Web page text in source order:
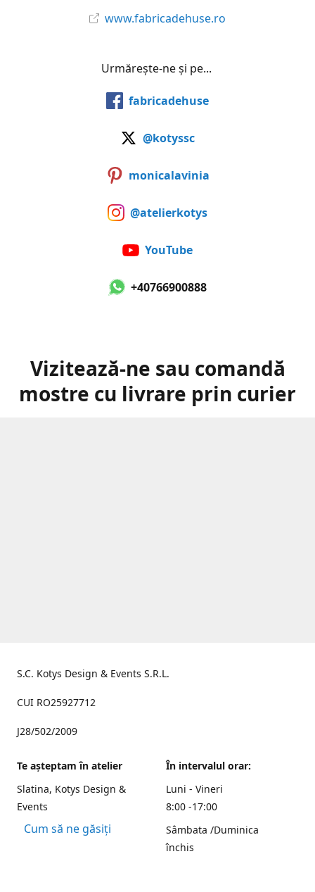
www.fabricadehuse.ro
Urmărește-ne și pe...
fabricadehuse
@kotyssc
monicalavinia
@atelierkotys
YouTube
+40766900888
Vizitează-ne sau comandă
mostre cu livrare prin curier
S.C. Kotys Design & Events S.R.L.
CUI RO25927712
J28/502/2009
Te aşteptam în atelier
Slatina, Kotys Design &
Events
Cum să ne găsiți
În intervalul orar:
Luni - Vineri
8:00 -17:00
Sâmbata /Duminica
închis